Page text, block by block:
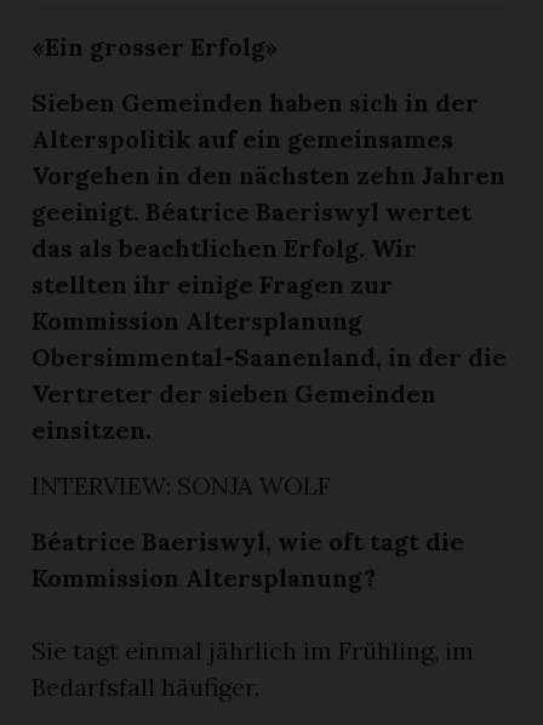
«Ein grosser Erfolg»
Sieben Gemeinden haben sich in der
Alterspolitik auf ein gemeinsames
Vorgehen in den nächsten zehn Jahren
geeinigt. Béatrice Baeriswyl wertet
das als beachtlichen Erfolg. Wir
stellten ihr einige Fragen zur
Kommission Altersplanung
Obersimmental-Saanenland, in der die
Vertreter der sieben Gemeinden
einsitzen.
INTERVIEW: SONJA WOLF
Béatrice Baeriswyl, wie oft tagt die
Kommission Altersplanung?
Sie tagt einmal jährlich im Frühling, im
Bedarfsfall häufiger.